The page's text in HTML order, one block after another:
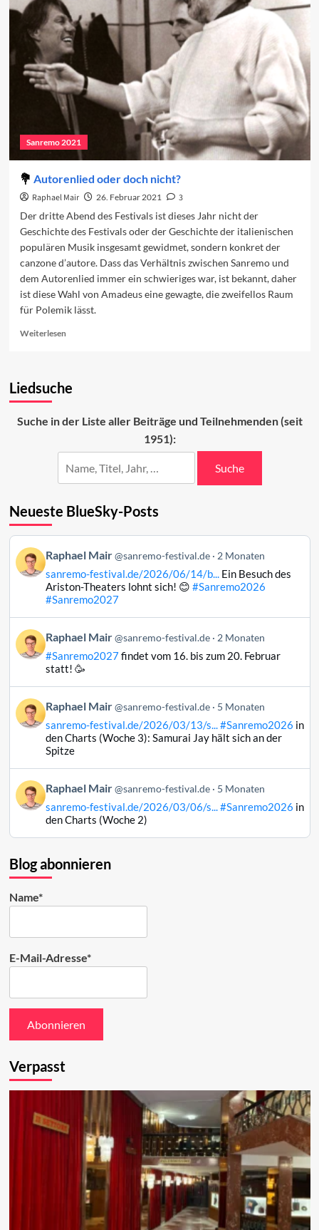
den
dritten
Abend
Sanremo 2021
Autorenlied oder doch nicht?
Raphael Mair 26. Februar 2021
3
Der dritte Abend des Festivals ist dieses Jahr nicht der
Geschichte des Festivals oder der Geschichte der italienischen
populären Musik insgesamt gewidmet, sondern konkret der
canzone d’autore. Dass das Verhältnis zwischen Sanremo und
dem Autorenlied immer ein schwieriges war, ist bekannt, daher
ist diese Wahl von Amadeus eine gewagte, die zweifellos Raum
für Polemik lässt.
WeiterlesenRead
oder
Liedsuche
Suche in der Liste aller Beiträge und Teilnehmenden (seit
1951):
Suche
Neueste BlueSky-Posts
Beitrag
von
Raphael
ansehen
Raphael Mair @sanremo-festival.de 2 Monaten
sanremo-festival.de/2026/06/14/b...Ein Besuch des
Ariston-Theaters lohnt sich! 😊 #Sanremo2026
#Sanremo2027
Beitrag
von
Raphael
Bluesky
ansehen
Raphael Mair @sanremo-festival.de 2 Monaten
#Sanremo2027findet vom 16. bis zum 20. Februar
statt! 🥳
Beitrag
von
Raphael
ansehen
Raphael Mair @sanremo-festival.de 5 Monaten
sanremo-festival.de/2026/03/13/s...#Sanremo2026 in
den Charts (Woche 3): Samurai Jay hält sich an der
Spitze
Beitrag
von
Raphael
Bluesky
ansehen
Raphael Mair @sanremo-festival.de 5 Monaten
sanremo-festival.de/2026/03/06/s...#Sanremo2026 in
den Charts (Woche 2)
Blog abonnieren
Name*
E-Mail-Adresse*
Verpasst